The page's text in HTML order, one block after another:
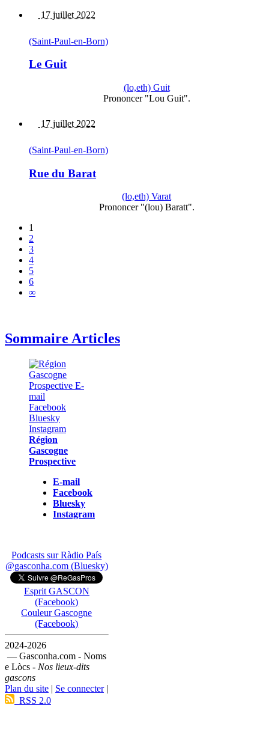
17 juillet 2022
(Saint-Paul-en-Born)
Le Guit
(lo,eth) Guit
Prononcer "Lou Guit".
17 juillet 2022
(Saint-Paul-en-Born)
Rue du Barat
(lo,eth) Varat
Prononcer "(lou) Baratt".
1
2
3
4
5
6
∞
Sommaire Articles
Région
Gascogne
Prospective
E-mail
Facebook
Bluesky
Instagram
Podcasts sur Ràdio País
@gasconha.com (Bluesky)
Esprit GASCON
(Facebook)
Couleur Gascogne
(Facebook)
2024-2026
— Gasconha.com - Noms
e Lòcs - Nos lieux-dits
gascons
Plan du site | Se connecter|
RSS 2.0